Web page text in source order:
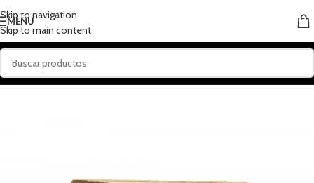
Skip to navigation
Skip to main content
MENU